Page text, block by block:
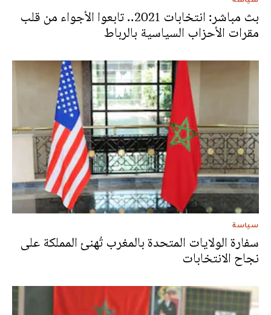
بث مباشر: انتخابات 2021.. تابعوا الأجواء من قلب
مقرات الأحزاب السياسية بالرباط
سياسة
سفارة الولايات المتحدة بالمغرب تُهنئ المملكة على
نجاح الانتخابات